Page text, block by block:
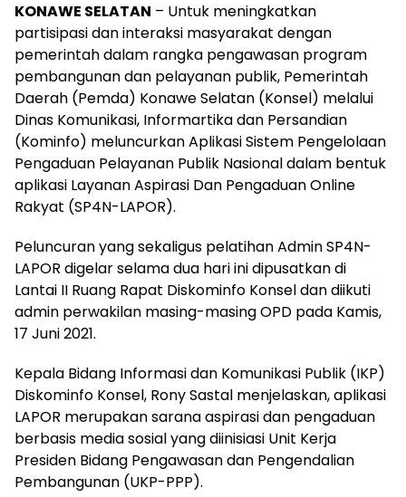
KONAWE SELATAN – Untuk meningkatkan
partisipasi dan interaksi masyarakat dengan
pemerintah dalam rangka pengawasan program
pembangunan dan pelayanan publik, Pemerintah
Daerah (Pemda) Konawe Selatan (Konsel) melalui
Dinas Komunikasi, Informartika dan Persandian
(Kominfo) meluncurkan Aplikasi Sistem Pengelolaan
Pengaduan Pelayanan Publik Nasional dalam bentuk
aplikasi Layanan Aspirasi Dan Pengaduan Online
Rakyat (SP4N-LAPOR).
Peluncuran yang sekaligus pelatihan Admin SP4N-
LAPOR digelar selama dua hari ini dipusatkan di
Lantai II Ruang Rapat Diskominfo Konsel dan diikuti
admin perwakilan masing-masing OPD pada Kamis,
17 Juni 2021.
Kepala Bidang Informasi dan Komunikasi Publik (IKP)
Diskominfo Konsel, Rony Sastal menjelaskan, aplikasi
LAPOR merupakan sarana aspirasi dan pengaduan
berbasis media sosial yang diinisiasi Unit Kerja
Presiden Bidang Pengawasan dan Pengendalian
Pembangunan (UKP-PPP).